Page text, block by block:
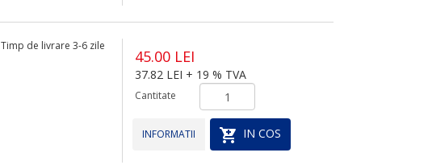
Timp de livrare 3-6 zile
45.00 LEI
37.82 LEI + 19 % TVA
Cantitate
INFORMATII IN COS